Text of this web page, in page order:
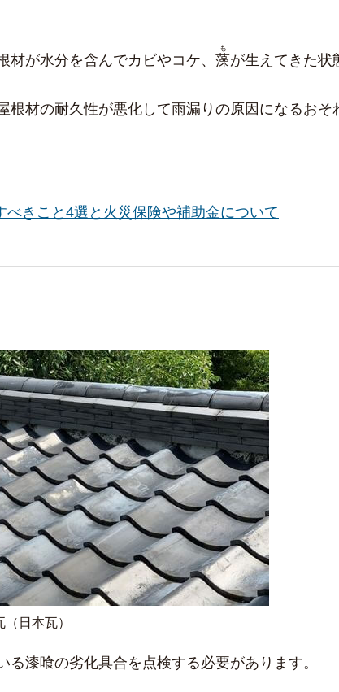
が水分を含んでカビやコケ、 藻
も
が生えてきた状
材の耐久性が悪化して雨漏りの原因になるおそ
きこと4選と火災保険や補助金について
（日本瓦）
漆喰の劣化具合を点検する必要があります。